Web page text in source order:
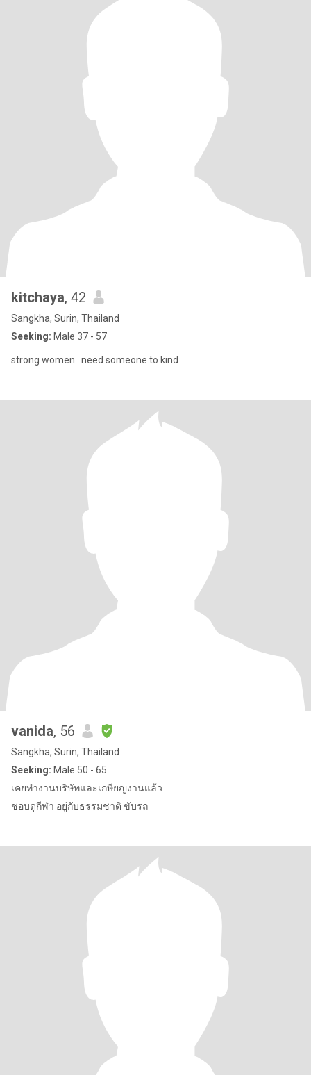
kitchaya, 42
Sangkha, Surin, Thailand
Seeking: Male 37 - 57
strong women . need someone to kind
vanida, 56
Sangkha, Surin, Thailand
Seeking: Male 50 - 65
เคยทำงานบริษัทและเกษียญงานแล้ว
ชอบดูกีฬา อยู่กับธรรมชาติ ขับรถ